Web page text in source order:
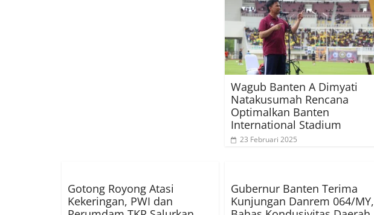
Wagub Banten A Dimyati
Natakusumah Rencana
Optimalkan Banten
International Stadium
23 Februari 2025
Gotong Royong Atasi
Kekeringan, PWI dan
Gubernur Banten Terima
Kunjungan Danrem 064/MY,